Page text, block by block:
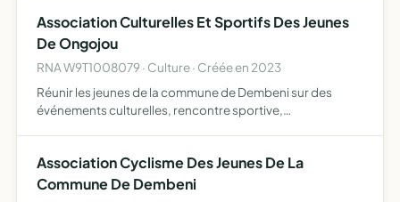
Association Culturelles Et Sportifs Des Jeunes
De Ongojou
RNA W9T1008079 · Culture · Créée en 2023
Réunir les jeunes de la commune de Dembeni sur des
événements culturelles, rencontre sportive,
vivre ensemb…
Association Cyclisme Des Jeunes De La
Commune De Dembeni